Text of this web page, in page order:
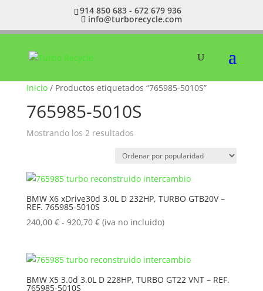
914 850 683 - 672 679 936
info@turborecycle.com
Inicio/ Productos etiquetados “765985-5010S”
765985-5010S
Mostrando los 2 resultadosOrdenado
popularidad
BMW X6 xDrive30d 3.0L D 232HP, TURBO GTB20V –
REF. 765985-5010S
240,00 € - 920,70 €Rango
desde
240,00 €
(iva no incluido)
BMW X5 3.0d 3.0L D 228HP, TURBO GT22 VNT – REF.
765985-5010S